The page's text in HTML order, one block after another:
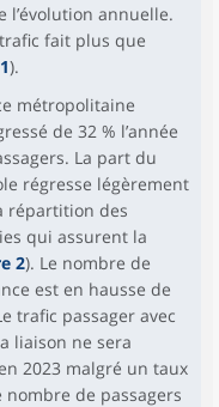
annuelle.
fait plus que
).
métropolitaine
de 32 % l’année
La part du
régresse légèrement
répartition des
qui assurent la
2). Le nombre de
est en hausse de
trafic passager avec
liaison ne sera
2023 malgré un taux
nombre de passagers